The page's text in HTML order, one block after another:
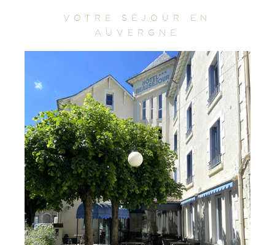
VOTRE SÉJOUR EN
AUVERGNE